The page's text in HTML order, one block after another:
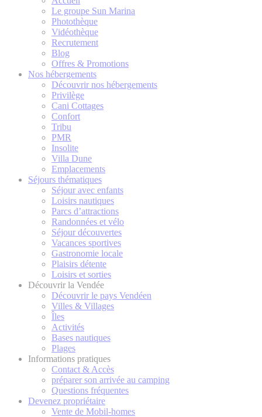
Le groupe Sun Marina
Photothèque
Vidéothèque
Recrutement
Blog
Offres & Promotions
Nos hébergements
Découvrir nos hébergements
Privilège
Cani Cottages
Confort
Tribu
PMR
Insolite
Villa Dune
Emplacements
Séjours thématiques
Séjour avec enfants
Loisirs nautiques
Parcs d’attractions
Randonnées et vélo
Séjour découvertes
Vacances sportives
Gastronomie locale
Plaisirs détente
Loisirs et sorties
Découvrir la Vendée
Découvrir le pays Vendéen
Villes & Villages
Îles
Activités
Bases nautiques
Plages
Informations pratiques
Contact & Accès
préparer son arrivée au camping
Questions fréquentes
Devenez propriétaire
Vente de Mobil-homes